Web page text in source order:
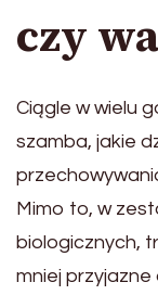
czy
Ciągle w wielu
szamba, jakie
Mimo to, w
biologicznych,
mniej